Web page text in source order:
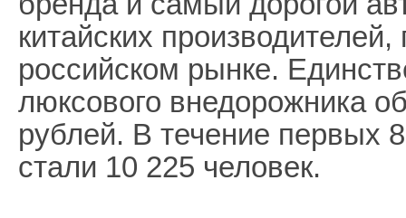
китайских
российском рынке.
люксового внедорожника
рублей. В течение первых
стали 10 225 человек.